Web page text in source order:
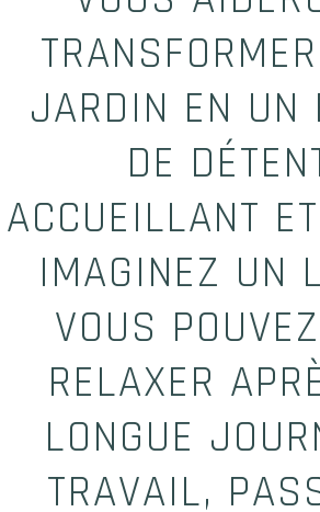
JARDIN EN UN
DE
ACCUEILLANT
IMAGINEZ UN
VOUS
RELAXER
LONGUE
TRAVAIL,